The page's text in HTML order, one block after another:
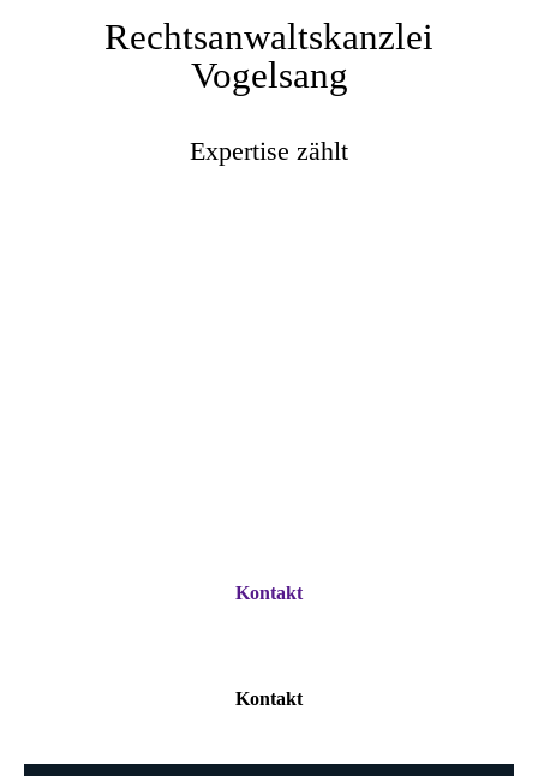
Rechtsanwaltskanzlei
Vogelsang
Expertise zählt
Kontakt
Kontakt